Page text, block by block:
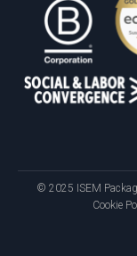
© 2025 ISEM
Cookie